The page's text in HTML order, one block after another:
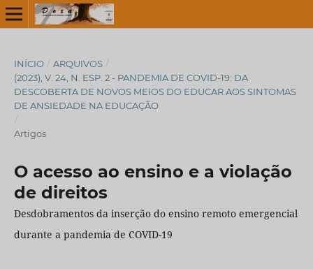
INÍCIO / ARQUIVOS /
(2023), V. 24, N. ESP. 2 - PANDEMIA DE COVID-19: DA
DESCOBERTA DE NOVOS MEIOS DO EDUCAR AOS SINTOMAS
DE ANSIEDADE NA EDUCAÇÃO
/
Artigos
O acesso ao ensino e a violação
de direitos
Desdobramentos da inserção do ensino remoto emergencial
durante a pandemia de COVID-19